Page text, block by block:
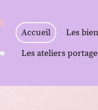
Accueil
Les ateliers portage